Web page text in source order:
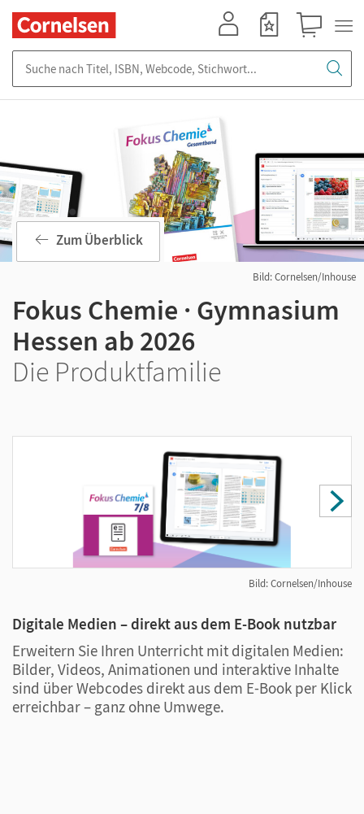
Bild: Cornelsen/Inhouse
Zum Überblick
Fokus Chemie · Gymnasium
Hessen ab 2026
Die Produktfamilie
Bild: Cornelsen/Inhouse
Digitale Medien – direkt aus dem E-Book nutzbar
Erweitern Sie Ihren Unterricht mit digitalen Medien:
Bilder, Videos, Animationen und interaktive Inhalte
sind über Webcodes direkt aus dem E-Book per Klick
erreichbar – ganz ohne Umwege.